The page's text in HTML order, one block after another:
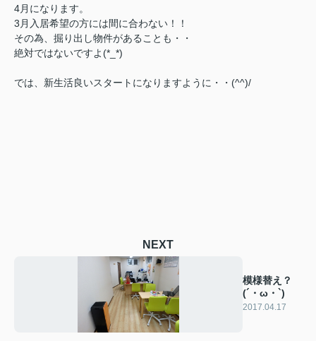
4月になります。
3月入居希望の方には間に合わない！！
その為、掘り出し物件があることも・・
絶対ではないですよ(*_*)
では、 新生活良いスタートになりますように・・(^^)/
NEXT
模様替え？
(´・ω・`)
2017.04.17